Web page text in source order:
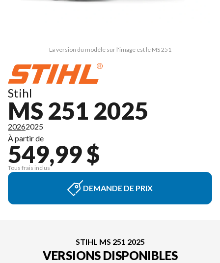
La version du modèle sur l'image est le MS 251
Stihl
MS 251 2025
20262025
À partir de
549,99 $
Tous frais inclus
DEMANDE DE PRIX
STIHL MS 251 2025
VERSIONS DISPONIBLES